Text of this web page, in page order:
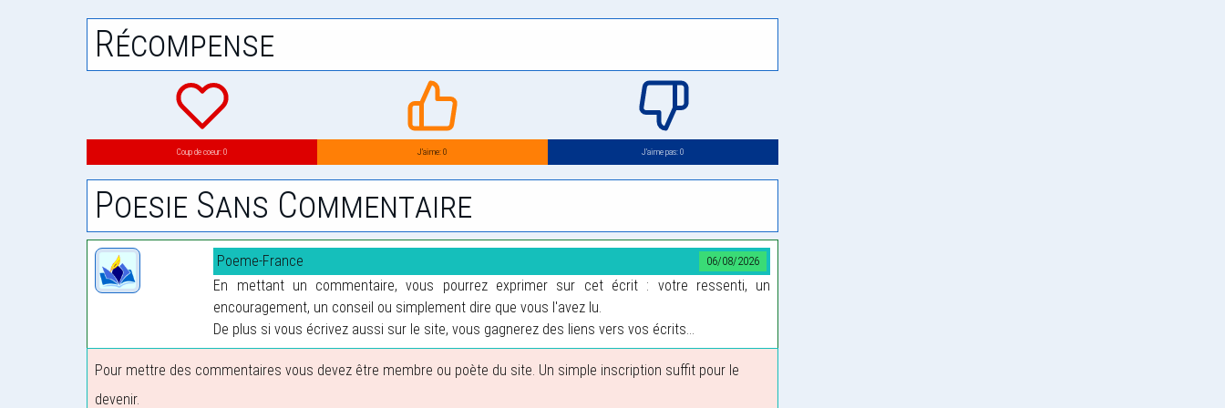
Récompense
Coup de coeur: 0 J’aime: 0 J’aime pas: 0
Poesie Sans Commentaire
06/08/2026
Poeme-France
En mettant un commentaire, vous pourrez exprimer sur cet écrit : votre ressenti, un
encouragement, un conseil ou simplement dire que vous l'avez lu.
De plus si vous écrivez aussi sur le site, vous gagnerez des liens vers vos écrits...
Pour mettre des commentaires vous devez être membre ou poète du site. Un simple inscription suffit pour le
devenir.